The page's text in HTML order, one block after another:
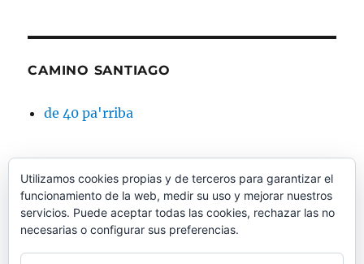
CAMINO SANTIAGO
de 40 pa'rriba
CAMINO SANTIAGO BTT
Utilizamos cookies propias y de terceros para garantizar el
funcionamiento de la web, medir su uso y mejorar nuestros
servicios. Puede aceptar todas las cookies, rechazar las no
necesarias o configurar sus preferencias.